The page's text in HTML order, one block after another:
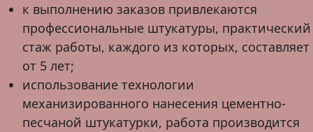
к выполнению заказов привлекаются
профессиональные штукатуры, практический
стаж работы, каждого из которых, составляет
от 5 лет;
использование технологии
механизированного нанесения цементно-
песчаной штукатурки, работа производится